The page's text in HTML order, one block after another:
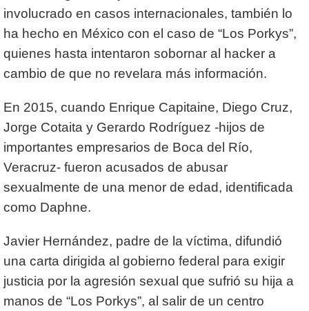
involucrado en casos internacionales, también lo
ha hecho en México con el caso de “Los Porkys”,
quienes hasta intentaron sobornar al hacker a
cambio de que no revelara más información.
En 2015, cuando Enrique Capitaine, Diego Cruz,
Jorge Cotaita y Gerardo Rodríguez -hijos de
importantes empresarios de Boca del Río,
Veracruz- fueron acusados de abusar
sexualmente de una menor de edad, identificada
como Daphne.
Javier Hernández, padre de la víctima, difundió
una carta dirigida al gobierno federal para exigir
justicia por la agresión sexual que sufrió su hija a
manos de “Los Porkys”, al salir de un centro